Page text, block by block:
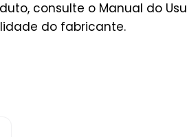
consulte o Manual do
do fabricante.